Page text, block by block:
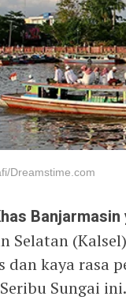
Dreamstime.com
Selatan
dan kaya rasa
Sungai ini.